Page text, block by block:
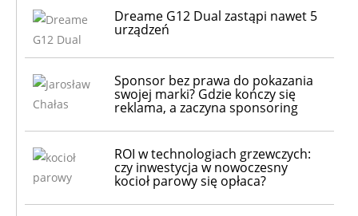
Dreame G12 Dual zastąpi nawet 5
urządzeń
Sponsor bez prawa do pokazania
swojej marki? Gdzie kończy się
reklama, a zaczyna sponsoring
ROI w technologiach grzewczych:
czy inwestycja w nowoczesny
kocioł parowy się opłaca?